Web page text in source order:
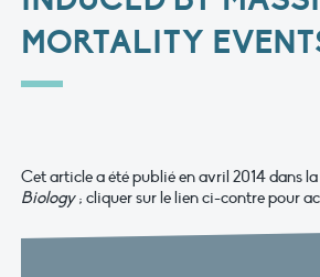
MORTALITY
Cet article a été publié en avril 2014 dans
Biology; cliquer sur le lien ci-contre pour